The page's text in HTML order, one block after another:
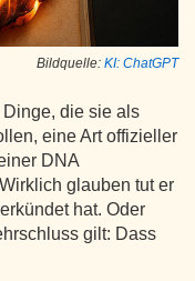
Bildquelle: KI: ChatGPT
die sie als
eine Art offizieller
DNA
glauben tut er
hat. Oder
gilt: Dass